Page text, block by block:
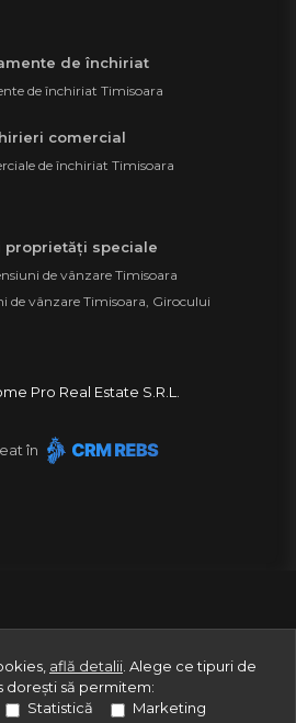
de închiriat
de închiriat Timisoara
comercial
de închiriat Timisoara
proprietăți speciale
de vânzare Timisoara
de vânzare Timisoara, Girocului
Pro Real Estate S.R.L.
în
află detalii Alege ce tipuri de
dorești să permitem:
Statistică Marketing